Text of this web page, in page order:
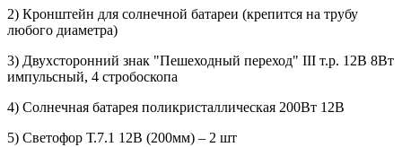
2) Кронштейн для солнечной батареи (крепится на трубу
любого диаметра)
3) Двухсторонний знак "Пешеходный переход" III т.р. 12В 8Вт
импульсный, 4 стробоскопа
4) Солнечная батарея поликристаллическая 200Вт 12В
5) Светофор Т.7.1 12В (200мм) – 2 шт